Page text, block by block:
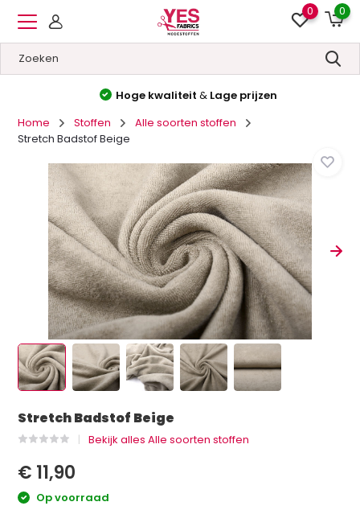
0 0
Hoge kwaliteit&Lage prijzen
Home
Stoffen
Alle soorten stoffen
Stretch Badstof Beige
Stretch Badstof Beige
Bekijk alles Alle soorten stoffen
€ 11,90
Op voorraad